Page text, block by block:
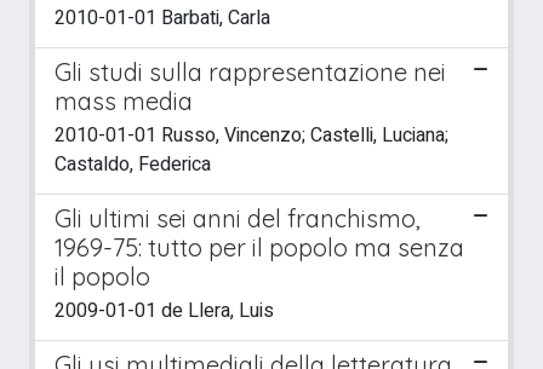
2010-01-01 Barbati, Carla
Gli studi sulla rappresentazione nei
mass media
2010-01-01 Russo, Vincenzo; Castelli, Luciana;
Castaldo, Federica
Gli ultimi sei anni del franchismo,
1969-75: tutto per il popolo ma senza
il popolo
2009-01-01 de Llera, Luis